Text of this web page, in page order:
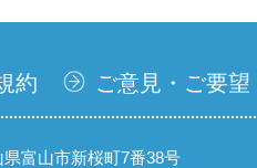
約 ご意見・ご要望
富山市新桜町7番38号